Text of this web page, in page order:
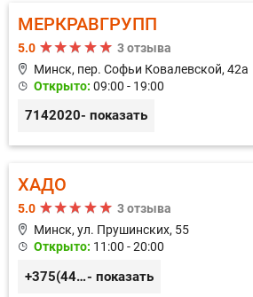
МЕРКРАВГРУПП
5.0
3 отзыва
Минск, пер. Софьи Ковалевской, 42а
Открыто: 09:00 - 19:00
7142020- показать
ХАДО
5.0
3 отзыва
Минск, ул. Прушинских, 55
Открыто: 11:00 - 20:00
+375(44) 559-27-77- показать